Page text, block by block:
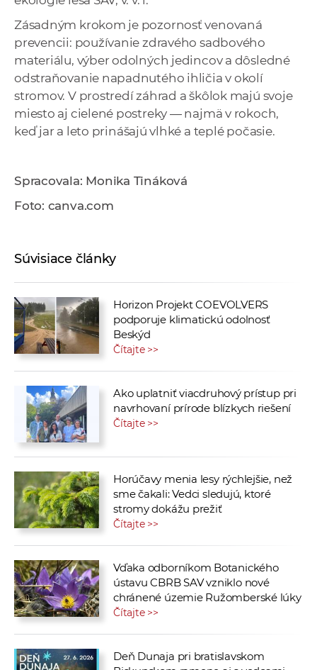
Zásadným krokom je pozornosť venovaná
prevencii: používanie zdravého sadbového
materiálu, výber odolných jedincov a dôsledné
odstraňovanie napadnutého ihličia v okolí
stromov. V prostredí záhrad a škôlok majú svoje
miesto aj cielené postreky — najmä v rokoch,
keď jar a leto prinášajú vlhké a teplé počasie.
Spracovala: Monika Tináková
Foto: canva.com
Súvisiace články
Horizon Projekt COEVOLVERS
podporuje klimatickú odolnosť
Beskýd
Čítajte >>
Ako uplatniť viacdruhový prístup pri
navrhovaní prírode blízkych riešení
Čítajte >>
Horúčavy menia lesy rýchlejšie, než
sme čakali: Vedci sledujú, ktoré
stromy dokážu prežiť
Čítajte >>
Vďaka odborníkom Botanického
ústavu CBRB SAV vzniklo nové
chránené územie Ružomberské lúky
Čítajte >>
Deň Dunaja pri bratislavskom